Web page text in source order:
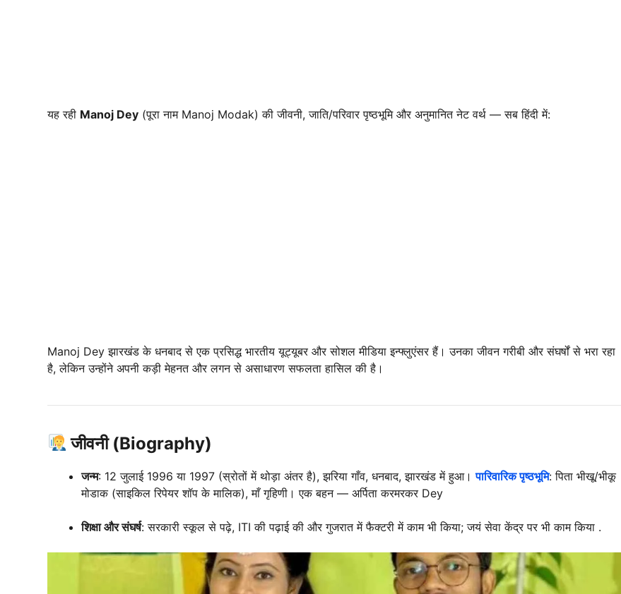
यह रही Manoj Dey (पूरा नाम Manoj Modak) की जीवनी, जाति/परिवार पृष्ठभूमि और अनुमानित नेट वर्थ — सब हिंदी में:
Manoj Dey झारखंड के धनबाद से एक प्रसिद्ध भारतीय यूट्यूबर और सोशल मीडिया इन्फ्लुएंसर हैं। उनका जीवन गरीबी और संघर्षों से भरा रहा
है, लेकिन उन्होंने अपनी कड़ी मेहनत और लगन से असाधारण सफलता हासिल की है।
जीवनी (Biography)
जन्म: 12 जुलाई 1996 या 1997 (स्रोतों में थोड़ा अंतर है), झरिया गाँव, धनबाद, झारखंड में हुआ। पारिवारिक पृष्ठभूमि: पिता भीखू/भीकू
मोडाक (साइकिल रिपेयर शॉप के मालिक), माँ गृहिणी। एक बहन — अर्पिता करमरकर Dey
शिक्षा और संघर्ष: सरकारी स्कूल से पढ़े, ITI की पढ़ाई की और गुजरात में फैक्टरी में काम भी किया; जयं सेवा केंद्र पर भी काम किया .